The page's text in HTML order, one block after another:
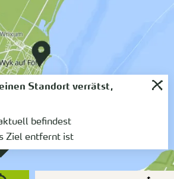
Standort verrätst,
befindest
Ziel entfernt ist